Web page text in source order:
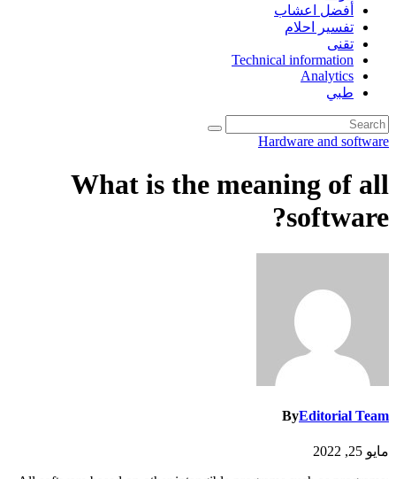
أفضل اعشاب
تفسير احلام
تقنى
Technical information
Analytics
طبي
Hardware and software
What is the meaning of all
software?
ByEditorial Team
مايو 25, 2022